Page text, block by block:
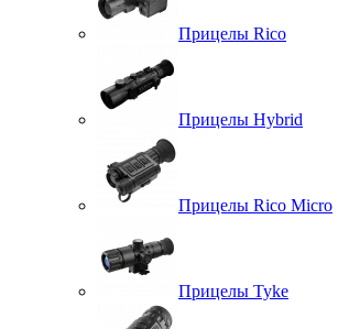
Прицелы Rico
Прицелы Hybrid
Прицелы Rico Micro
Прицелы Tyke